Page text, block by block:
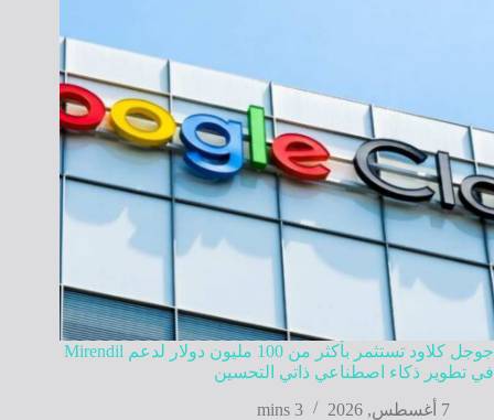
جوجل كلاود تستثمر بأكثر من 100 مليون دولار لدعم Mirendil
في تطوير ذكاء اصطناعي ذاتي التحسين
7 أغسطس, 2026
3 mins